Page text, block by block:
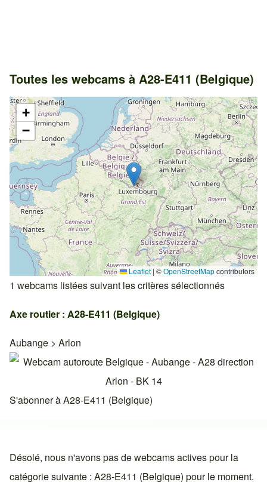
Toutes les webcams à A28-E411 (Belgique)
+
−
Leaflet | ©OpenStreetMapcontributors
1 webcams listées suivant les critères sélectionnés
Axe routier : A28-E411 (Belgique)
Aubange > Arlon
S'abonner à A28-E411 (Belgique)
Désolé, nous n'avons pas de webcams actives pour la
catégorie suivante : A28-E411 (Belgique) pour le moment.